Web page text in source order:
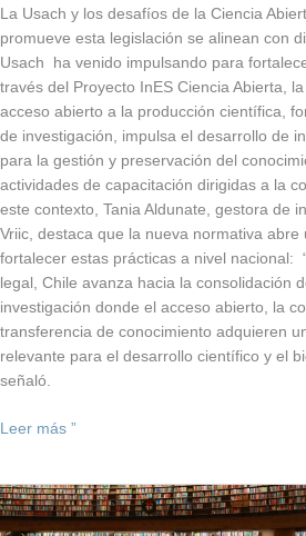
La Usach y los desafíos de la Ciencia
promueve esta legislación se alinean con
Usach ha venido impulsando para
través del Proyecto InES Ciencia Abierta,
acceso abierto a la producción científica,
de investigación, impulsa el desarrollo de
para la gestión y preservación del
actividades de capacitación dirigidas a la
este contexto, Tania Aldunate, gestora de
Vriic, destaca que la nueva normativa
fortalecer estas prácticas a nivel nacional:
legal, Chile avanza hacia la consolidación
investigación donde el acceso abierto, la
transferencia de conocimiento adquieren
relevante para el desarrollo científico y el
señaló.
Leer más ”
Vriic
aborda